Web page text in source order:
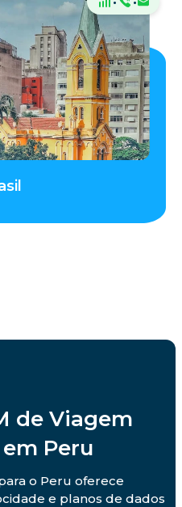
de Viagem
Peru
o Peru oferece
e planos de dados